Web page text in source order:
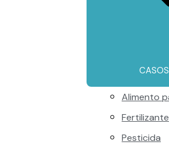
Alimento
Fertilizante
Pesticida